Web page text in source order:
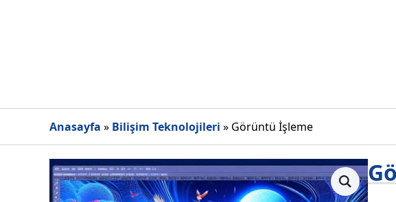
Anasayfa » Bilişim Teknolojileri » Görüntü İşleme